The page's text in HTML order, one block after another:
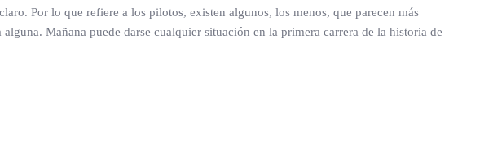
Por lo que refiere a los pilotos, existen algunos, los menos, que parecen más
Mañana puede darse cualquier situación en la primera carrera de la historia de